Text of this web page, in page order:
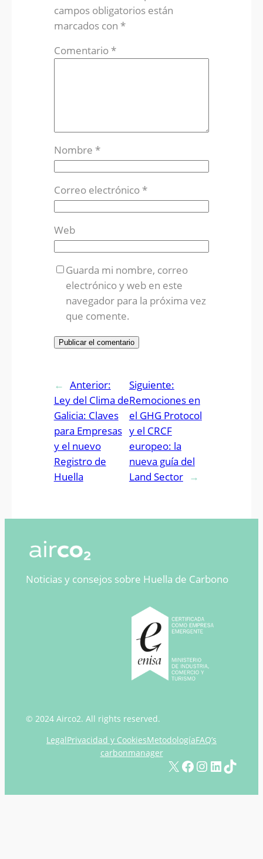
campos obligatorios están
marcados con *
Comentario*
Nombre *
Correo electrónico*
Web
Guarda mi nombre, correo
electrónico y web en este
navegador para la próxima vez
que comente.
← Anterior:
Ley del Clima de
Galicia: Claves
para Empresas
y el nuevo
Registro de
Huella
Siguiente:
Remociones en
el GHG Protocol
y el CRCF
europeo: la
nueva guía del
Land Sector →
Noticias y consejos sobre Huella de Carbono
© 2024 Airco2. All rights reserved.
LegalPrivacidad y CookiesMetodologíaFAQ’s
carbonmanager
X Facebook InstagramLinkedIn TikTok